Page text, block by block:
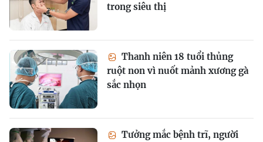
trong siêu thị
Thanh niên 18 tuổi thủng
ruột non vì nuốt mảnh xương gà
sắc nhọn
Tưởng mắc bệnh trĩ, người